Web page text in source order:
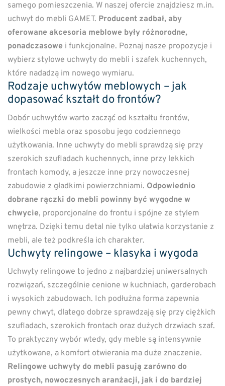
samego pomieszczenia. W naszej ofercie znajdziesz m.in.
uchwyt do mebli GAMET. Producent zadbał, aby
oferowane akcesoria meblowe były różnorodne,
ponadczasowe i funkcjonalne. Poznaj nasze propozycje i
wybierz stylowe uchwyty do mebli i szafek kuchennych,
które nadadzą im nowego wymiaru.
Rodzaje uchwytów meblowych – jak
dopasować kształt do frontów?
Dobór uchwytów warto zacząć od kształtu frontów,
wielkości mebla oraz sposobu jego codziennego
użytkowania. Inne uchwyty do mebli sprawdzą się przy
szerokich szufladach kuchennych, inne przy lekkich
frontach komody, a jeszcze inne przy nowoczesnej
zabudowie z gładkimi powierzchniami. Odpowiednio
dobrane rączki do mebli powinny być wygodne w
chwycie, proporcjonalne do frontu i spójne ze stylem
wnętrza. Dzięki temu detal nie tylko ułatwia korzystanie z
mebli, ale też podkreśla ich charakter.
Uchwyty relingowe – klasyka i wygoda
Uchwyty relingowe to jedno z najbardziej uniwersalnych
rozwiązań, szczególnie cenione w kuchniach, garderobach
i wysokich zabudowach. Ich podłużna forma zapewnia
pewny chwyt, dlatego dobrze sprawdzają się przy ciężkich
szufladach, szerokich frontach oraz dużych drzwiach szaf.
To praktyczny wybór wtedy, gdy meble są intensywnie
użytkowane, a komfort otwierania ma duże znaczenie.
Relingowe uchwyty do mebli pasują zarówno do
prostych, nowoczesnych aranżacji, jak i do bardziej